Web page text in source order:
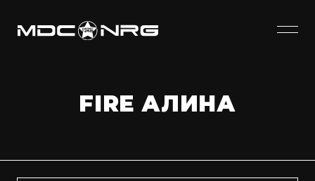
FIRE АЛИНА